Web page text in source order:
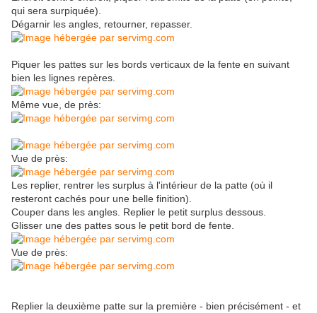
qui sera surpiquée).
Dégarnir les angles, retourner, repasser.
Piquer les pattes sur les bords verticaux de la fente en suivant
bien les lignes repères.
Même vue, de près:
Vue de près:
Les replier, rentrer les surplus à l'intérieur de la patte (où il
resteront cachés pour une belle finition).
Couper dans les angles. Replier le petit surplus dessous.
Glisser une des pattes sous le petit bord de fente.
Vue de près:
Replier la deuxième patte sur la première - bien précisément - et